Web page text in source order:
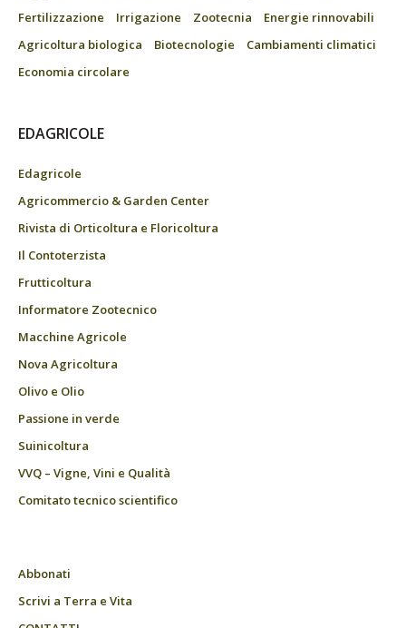
Fertilizzazione
Irrigazione Zootecnia
Energie rinnovabili
Agricoltura biologica
Biotecnologie
Cambiamenti climatici
Economia circolare
EDAGRICOLE
Edagricole
Agricommercio & Garden Center
Rivista di Orticoltura e Floricoltura
Il Contoterzista
Frutticoltura
Informatore Zootecnico
Macchine Agricole
Nova Agricoltura
Olivo e Olio
Passione in verde
Suinicoltura
VVQ – Vigne, Vini e Qualità
Comitato tecnico scientifico
Abbonati
Scrivi a Terra e Vita